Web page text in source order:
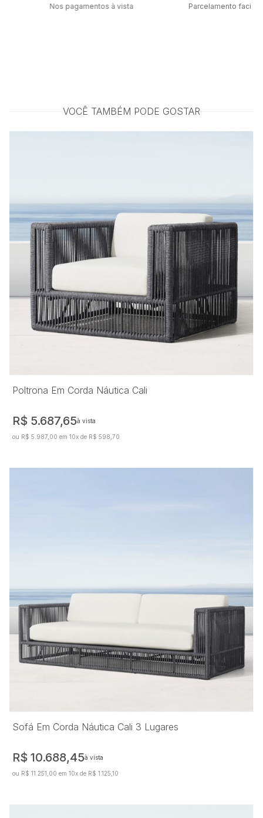
Nos pagamentos à vista Parcelamento
VOCÊ TAMBÉM PODE GOSTAR
Poltrona Em Corda Náutica Cali
R$ 5.687,65à vista
ou R$ 5.987,00 em 10x de R$ 598,70
Sofá Em Corda Náutica Cali 3 Lugares
R$ 10.688,45à vista
ou R$ 11.251,00 em 10x de R$ 1.125,10